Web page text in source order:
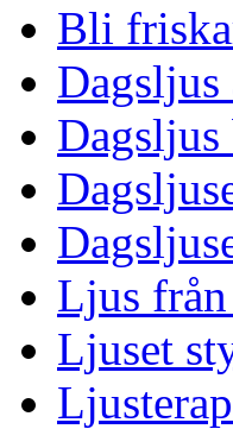
Bli
Dagsljus
Ljus
Ljuset